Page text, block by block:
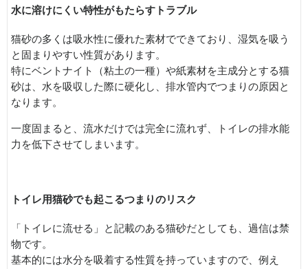
水に溶けにくい特性がもたらすトラブル
猫砂の多くは吸水性に優れた素材でできており、湿気を吸う
と固まりやすい性質があります。
特にベントナイト（粘土の一種）や紙素材を主成分とする猫
砂は、水を吸収した際に硬化し、排水管内でつまりの原因と
なります。
一度固まると、流水だけでは完全に流れず、トイレの排水能
力を低下させてしまいます。
トイレ用猫砂でも起こるつまりのリスク
「トイレに流せる」と記載のある猫砂だとしても、過信は禁
物です。
基本的には水分を吸着する性質を持っていますので、例え